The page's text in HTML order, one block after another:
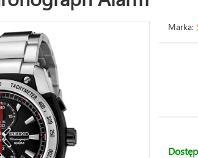
Marka: